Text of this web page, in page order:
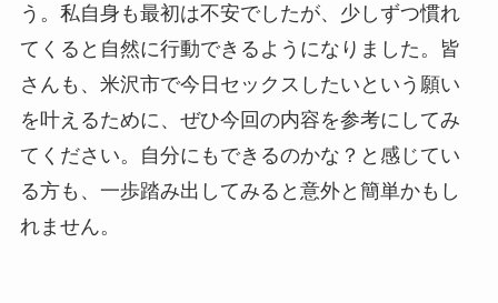
う。私自身も最初は不安でしたが、少しずつ慣れ
てくると自然に行動できるようになりました。皆
さんも、米沢市で今日セックスしたいという願い
を叶えるために、ぜひ今回の内容を参考にしてみ
てください。自分にもできるのかな？と感じてい
る方も、一歩踏み出してみると意外と簡単かもし
れません。